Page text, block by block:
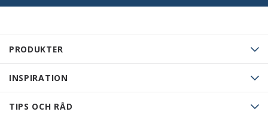
PRODUKTER
INSPIRATION
TIPS OCH RÅD